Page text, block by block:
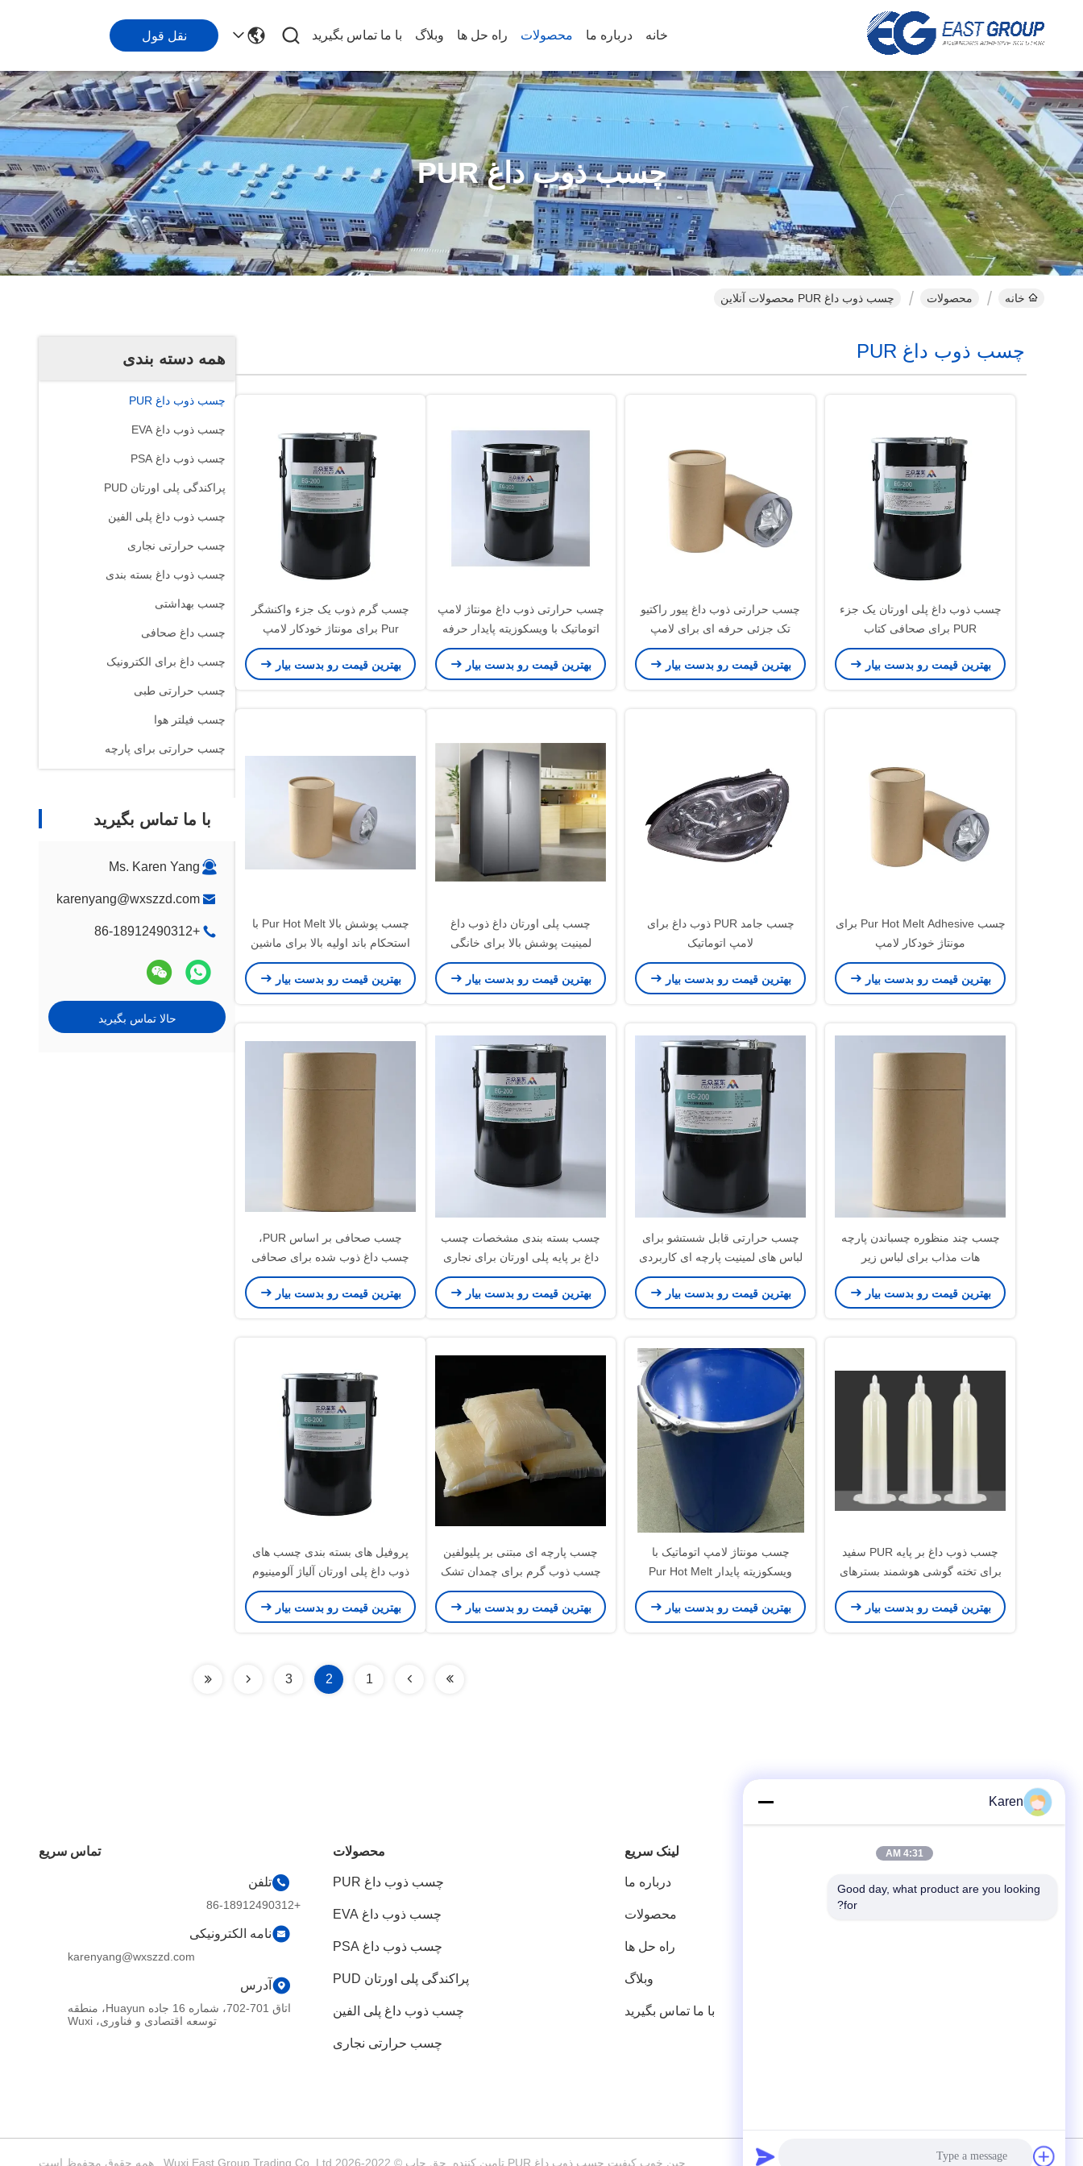
خانه درباره ما محصولات راه حل ها وبلاگ با ما تماس بگیرید نقل قول
چسب ذوب داغ PUR
خانه محصولات چسب ذوب داغ PUR محصولات آنلاین
همه دسته بندی
چسب ذوب داغ PUR
چسب ذوب داغ EVA
چسب ذوب داغ PSA
پراکندگی پلی اورتان PUD
چسب ذوب داغ پلی الفین
چسب حرارتی نجاری
چسب ذوب داغ بسته بندی
چسب بهداشتی
چسب داغ صحافی
چسب داغ برای الکترونیک
چسب حرارتی طبی
چسب فیلتر هوا
چسب حرارتی برای پارچه
با ما تماس بگیرید
Ms. Karen Yang
karenyang@wxszzd.com
+86-18912490312
حالا تماس بگیرید
چسب ذوب داغ PUR
چسب ذوب داغ پلی اورتان یک جزء
PUR برای صحافی کتاب
بهترین قیمت رو بدست بیار
چسب حرارتی ذوب داغ پیور راکتیو
تک جزئی حرفه ای برای لامپ
اتوماتیک
بهترین قیمت رو بدست بیار
چسب حرارتی ذوب داغ مونتاژ لامپ
اتوماتیک با ویسکوزیته پایدار حرفه
ای
بهترین قیمت رو بدست بیار
چسب گرم ذوب یک جزء واکنشگر
Pur برای مونتاژ خودکار لامپ
بهترین قیمت رو بدست بیار
چسب Pur Hot Melt Adhesive برای
مونتاژ خودکار لامپ
بهترین قیمت رو بدست بیار
چسب جامد PUR ذوب داغ برای
لامپ اتوماتیک
بهترین قیمت رو بدست بیار
چسب پلی اورتان داغ ذوب داغ
لمینیت پوشش بالا برای خانگی
بهترین قیمت رو بدست بیار
چسب پوشش بالا Pur Hot Melt با
استحکام باند اولیه بالا برای ماشین
لباسشویی
بهترین قیمت رو بدست بیار
چسب چند منظوره چسباندن پارچه
هات مذاب برای لباس زیر
بهترین قیمت رو بدست بیار
چسب حرارتی قابل شستشو برای
لباس های لمینیت پارچه ای کاربردی
بهترین قیمت رو بدست بیار
چسب بسته بندی مشخصات چسب
داغ بر پایه پلی اورتان برای نجاری
بهترین قیمت رو بدست بیار
چسب صحافی بر اساس PUR،
چسب داغ ذوب شده برای صحافی
بهترین قیمت رو بدست بیار
چسب ذوب داغ بر پایه PUR سفید
برای تخته گوشی هوشمند بسترهای
الکترونیکی
بهترین قیمت رو بدست بیار
چسب مونتاژ لامپ اتوماتیک با
ویسکوزیته پایدار Pur Hot Melt
Adhesive
بهترین قیمت رو بدست بیار
چسب پارچه ای مبتنی بر پلیولفین
چسب ذوب گرم برای چمدان تشک
بهترین قیمت رو بدست بیار
پروفیل های بسته بندی چسب های
ذوب داغ پلی اورتان آلیاژ آلومینیوم
نجاری
بهترین قیمت رو بدست بیار
1
2
3
لینک سریع
درباره ما
محصولات
راه حل ها
وبلاگ
با ما تماس بگیرید
محصولات
چسب ذوب داغ PUR
چسب ذوب داغ EVA
چسب ذوب داغ PSA
پراکندگی پلی اورتان PUD
چسب ذوب داغ پلی الفین
چسب حرارتی نجاری
تماس سریع
تلفن
+86-18912490312
نامه الکترونیکی
karenyang@wxszzd.com
آدرس
اتاق 701-702، شماره 16 جاده Huayun، منطقه
توسعه اقتصادی و فناوری، Wuxi
حریم خصوصی|نقشه سایت چین خوب کیفیت چسب ذوب داغ PUR تامین کننده. حق چاپ © 2022-2026 Wuxi East Group Trading Co.,Ltd . همه حقوق محفوظ است
Karen
4:31 AM
Good day, what product are you looking
for?